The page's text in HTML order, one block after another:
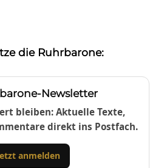
die Ruhrbarone:
Newsletter
bleiben: Aktuelle Texte,
direkt ins Postfach.
anmelden